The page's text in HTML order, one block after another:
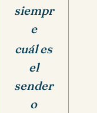
siempr
e
cuál es
el
sender
o